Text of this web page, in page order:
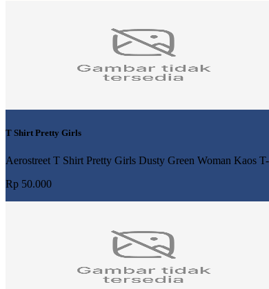
T Shirt Pretty Girls
Aerostreet T Shirt Pretty Girls Dusty Green Woman Kaos
Rp 50.000